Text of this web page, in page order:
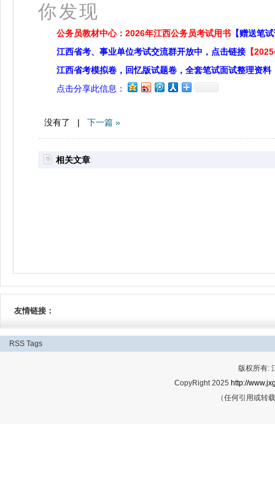
你发现
公务员教材中心：2026年江西公务员考试用书 【赠送笔
江西省考、事业单位考试交流群开放中，点击链接 【
江西省考模拟卷，回忆版试题卷，全套笔试面试整理资料
点击分享此信息：
没有了 | 下一篇 »
相关文章
友情链接：
RSS Tags
版权所有:
CopyRight 2025 http://
（任何引用或转